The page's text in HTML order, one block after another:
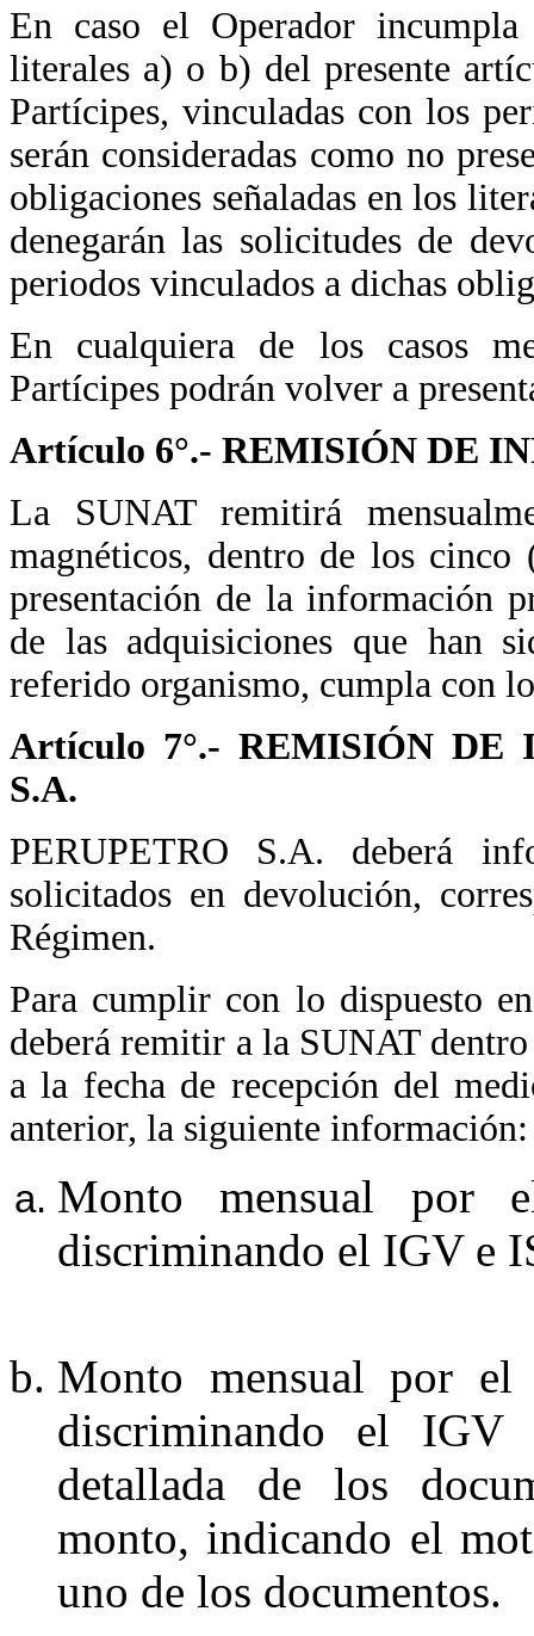
En caso el Operador
literales a) o b) del presente
Partícipes, vinculadas con los
serán consideradas como no
obligaciones señaladas en los
denegarán las solicitudes de
periodos vinculados a dichas
En cualquiera de los casos
Partícipes podrán volver a
Artículo 6°.- REMISIÓN DE
La SUNAT remitirá
magnéticos, dentro de los
presentación de la información
de las adquisiciones que han
referido organismo, cumpla con
Artículo 7°.- REMISIÓN DE
S.A.
PERUPETRO S.A. deberá
solicitados en devolución,
Régimen.
Para cumplir con lo dispuesto
deberá remitir a la SUNAT
a la fecha de recepción del
anterior, la siguiente información:
Monto mensual por
discriminando el IGV e
Monto mensual por
discriminando el IGV
detallada de los
monto, indicando el
uno de los documentos.